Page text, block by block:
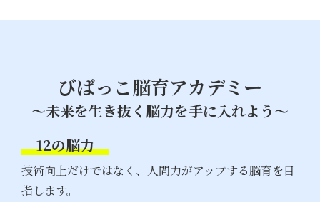
びばっこ脳育アカデミー
～未来を生き抜く脳力を手に入れよう～
「12の脳力」
技術向上だけではなく、人間力がアップする脳育を目
指します。